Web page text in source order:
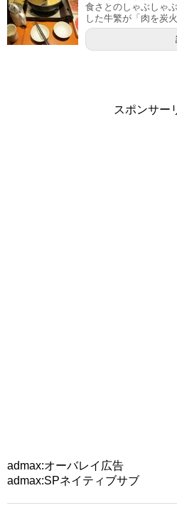
食さとのしゃぶしゃ
した牛繁が「肉を炭
スポンサー
admax:オーバレイ広告
admax:SPネイティブサブ